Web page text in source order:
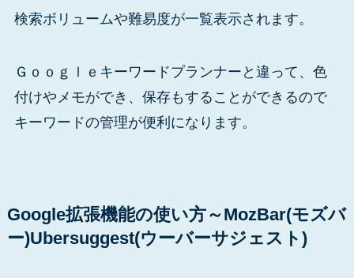
検索ボリュームや難易度が一覧表示されます。
Ｇｏｏｇｌｅキーワードプランナーと違って、色
付けやメモができ、保存もすることができるので
キーワードの管理が便利になります。
Google拡張機能の使い方～MozBar(モズバ
ー)Ubersuggest(ウーバーサジェスト)